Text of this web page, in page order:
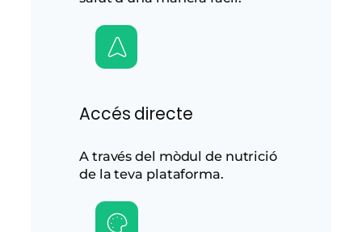
Accés directe
A través del mòdul de nutrició
de la teva plataforma.